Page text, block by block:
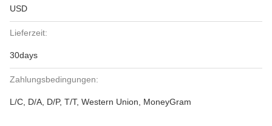
USD
Lieferzeit:
30days
Zahlungsbedingungen:
L/C, D/A, D/P, T/T, Western Union, MoneyGram